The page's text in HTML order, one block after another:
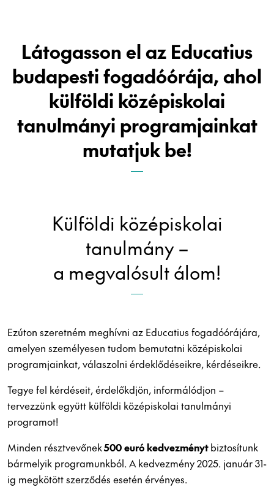
Látogasson el az Educatius
budapesti fogadóórája, ahol
külföldi középiskolai
tanulmányi programjainkat
mutatjuk be!
Külföldi középiskolai
tanulmány –
a megvalósult álom!
Ezúton szeretném meghívni az Educatius fogadóórájára,
amelyen személyesen tudom bemutatni középiskolai
programjainkat, válaszolni érdeklődéseikre, kérdéseikre.
Tegye fel kérdéseit, érdelőkdjön, informálódjon –
tervezzünk együtt külföldi középiskolai tanulmányi
programot!
Minden résztvevőnek500 euró kedvezménytbiztosítunk
bármelyik programunkból. A kedvezmény 2025. január 31-
ig megkötött szerződés esetén érvényes.